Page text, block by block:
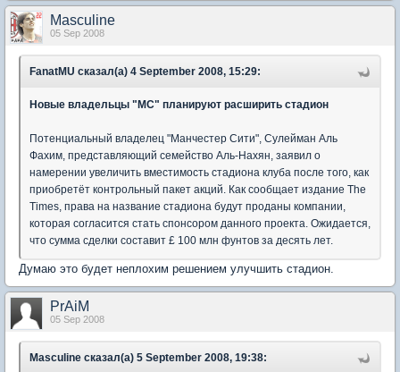
Masculine
05 Sep 2008
FanatMU сказал(а) 4 September 2008, 15:29:
Новые владельцы "МС" планируют расширить стадион
Потенциальный владелец "Манчестер Сити", Сулейман Аль
Фахим, представляющий семейство Аль-Нахян, заявил о
намерении увеличить вместимость стадиона клуба после того, как
приобретёт контрольный пакет акций. Как сообщает издание The
Times, права на название стадиона будут проданы компании,
которая согласится стать спонсором данного проекта. Ожидается,
что сумма сделки составит £ 100 млн фунтов за десять лет.
Думаю это будет неплохим решением улучшить стадион.
PrAiM
05 Sep 2008
Masculine сказал(а) 5 September 2008, 19:38: